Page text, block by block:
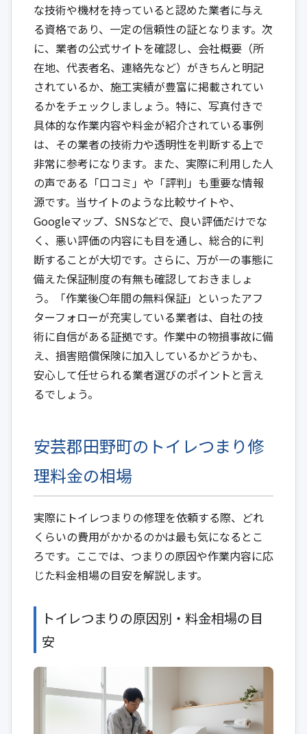
な技術や機材を持っていると認めた業者に与え
る資格であり、一定の信頼性の証となります。次
に、業者の公式サイトを確認し、会社概要（所
在地、代表者名、連絡先など）がきちんと明記
されているか、施工実績が豊富に掲載されてい
るかをチェックしましょう。特に、写真付きで
具体的な作業内容や料金が紹介されている事例
は、その業者の技術力や透明性を判断する上で
非常に参考になります。また、実際に利用した人
の声である「口コミ」や「評判」も重要な情報
源です。当サイトのような比較サイトや、
Googleマップ、SNSなどで、良い評価だけでな
く、悪い評価の内容にも目を通し、総合的に判
断することが大切です。さらに、万が一の事態に
備えた保証制度の有無も確認しておきましょ
う。「作業後〇年間の無料保証」といったアフ
ターフォローが充実している業者は、自社の技
術に自信がある証拠です。作業中の物損事故に備
え、損害賠償保険に加入しているかどうかも、
安心して任せられる業者選びのポイントと言え
るでしょう。
安芸郡田野町のトイレつまり修
理料金の相場
実際にトイレつまりの修理を依頼する際、どれ
くらいの費用がかかるのかは最も気になるとこ
ろです。ここでは、つまりの原因や作業内容に応
じた料金相場の目安を解説します。
トイレつまりの原因別・料金相場の目
安